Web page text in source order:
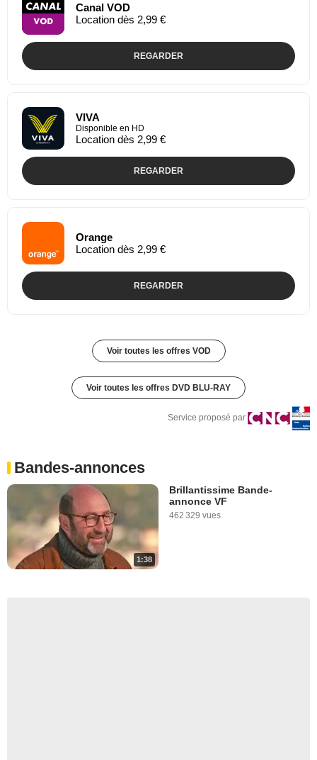
Canal VOD
Location dès 2,99 €
REGARDER
VIVA
Disponible en HD
Location dès 2,99 €
REGARDER
Orange
Location dès 2,99 €
REGARDER
Voir toutes les offres VOD
Voir toutes les offres DVD BLU-RAY
Service proposé par
Bandes-annonces
1:38
Brillantissime Bande-
annonce VF
462 329 vues